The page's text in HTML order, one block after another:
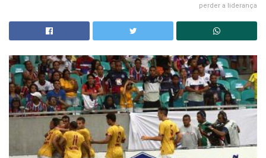
perder a liderança